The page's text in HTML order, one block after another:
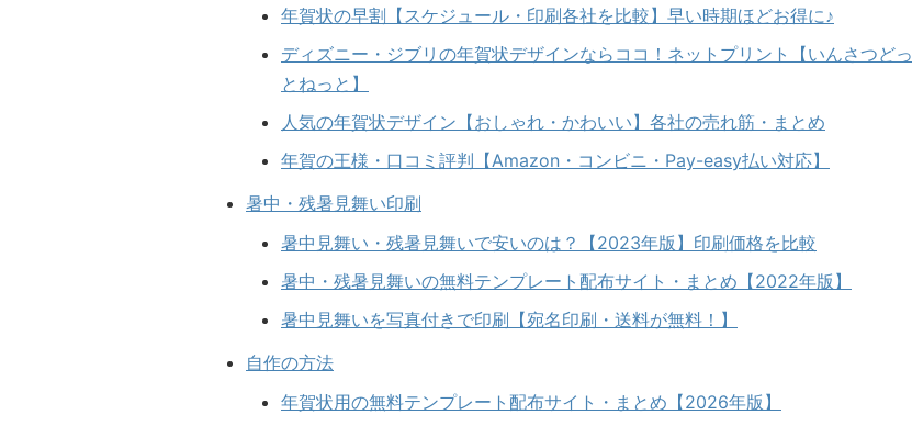
年賀状の早割【スケジュール・印刷各社を比較】早い時期ほどお得に♪
ディズニー・ジブリの年賀状デザインならココ！ネットプリント【いんさつどっ
とねっと】
人気の年賀状デザイン【おしゃれ・かわいい】各社の売れ筋・まとめ
年賀の王様・口コミ評判【Amazon・コンビニ・Pay-easy払い対応】
暑中・残暑見舞い印刷
暑中見舞い・残暑見舞いで安いのは？【2023年版】印刷価格を比較
暑中・残暑見舞いの無料テンプレート配布サイト・まとめ【2022年版】
暑中見舞いを写真付きで印刷【宛名印刷・送料が無料！】
自作の方法
年賀状用の無料テンプレート配布サイト・まとめ【2026年版】